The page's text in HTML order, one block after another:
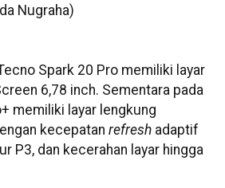
Nugraha)
Spark 20 Pro memiliki layar
6,78 inch. Sementara pada
memiliki layar lengkung
kecepatan refresh adaptif
P3, dan kecerahan layar hingga